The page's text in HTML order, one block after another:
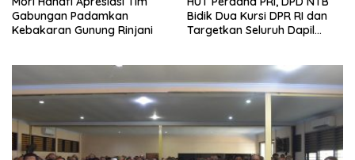
Gabungan Padamkan
Kebakaran Gunung Rinjani
Bidik Dua Kursi DPR RI dan
Targetkan Seluruh Dapil